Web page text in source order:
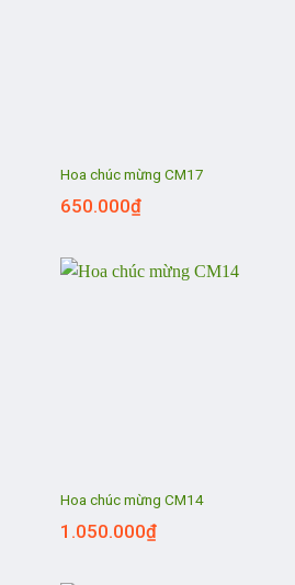
Hoa chúc mừng CM17
650.000₫
Hoa chúc mừng CM14
1.050.000₫